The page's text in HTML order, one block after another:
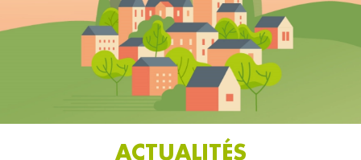
ACTUALITÉS